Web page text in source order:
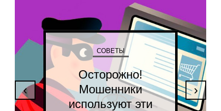
СОВЕТЫ
Осторожно!
Мошенники
используют эти
‹ ›